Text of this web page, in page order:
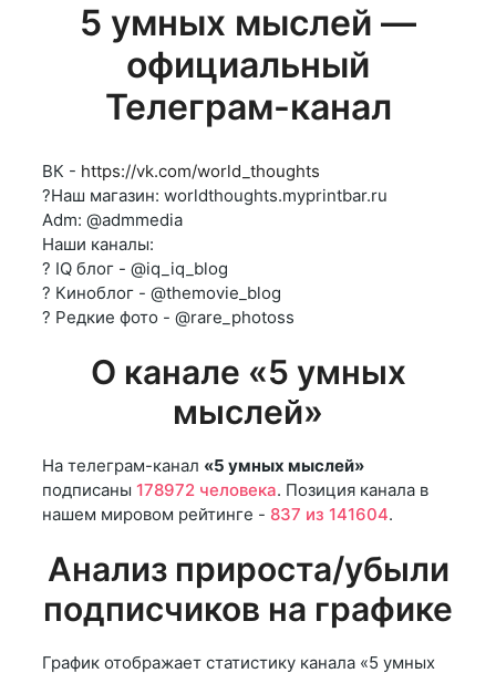
5 умных мыслей —
официальный
Телеграм-канал
ВК - https://vk.com/world_thoughts
?Наш магазин: worldthoughts.myprintbar.ru
Adm: @admmedia
Наши каналы:
? IQ блог - @iq_iq_blog
? Киноблог - @themovie_blog
? Редкие фото - @rare_photoss
О канале «5 умных
мыслей»
На телеграм-канал «5 умных мыслей»
подписаны 178972 человека. Позиция канала в
нашем мировом рейтинге - 837 из 141604.
Анализ прироста/убыли
подписчиков на графике
График отображает статистику канала «5 умных